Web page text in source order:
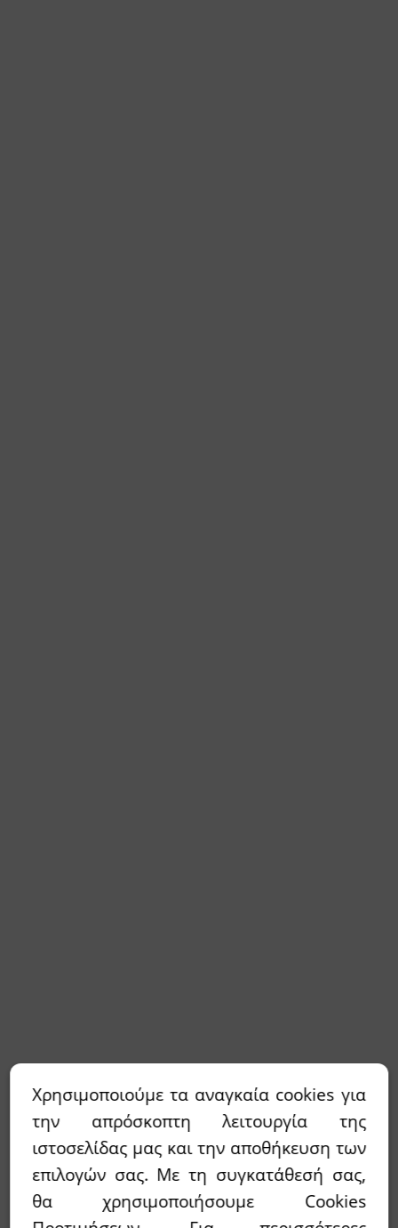
Χρησιμοποιούμε τα αναγκαία cookies για
την απρόσκοπτη λειτουργία της
ιστοσελίδας μας και την αποθήκευση των
επιλογών σας. Με τη συγκατάθεσή σας,
θα χρησιμοποιήσουμε Cookies